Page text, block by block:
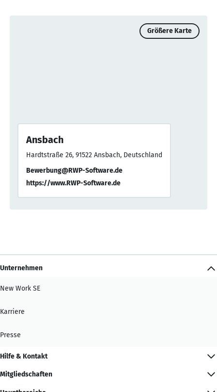
Größere Karte
Ansbach
Hardtstraße 26, 91522 Ansbach, Deutschland
Bewerbung@RWP-Software.de
https://www.RWP-Software.de
Unternehmen
New Work SE
Karriere
Presse
Hilfe & Kontakt
Mitgliedschaften